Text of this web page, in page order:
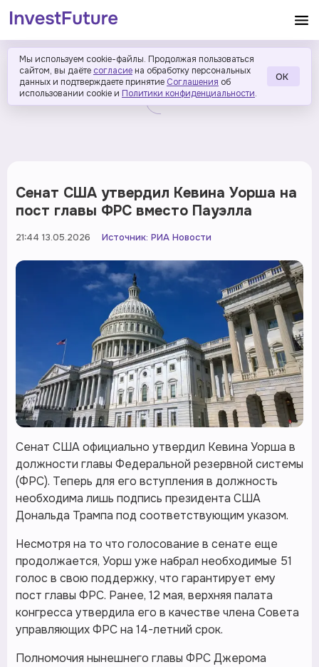
Мы используем cookie-файлы. Продолжая пользоваться
сайтом, вы даёте согласие на обработку персональных
данных и подтверждаете принятие Соглашения об
использовании cookie и Политики конфиденциальности.
ОК
Сенат США утвердил Кевина Уорша на
пост главы ФРС вместо Пауэлла
21:44 13.05.2026 Источник: РИА Новости
Сенат США официально утвердил Кевина Уорша в
должности главы Федеральной резервной системы
(ФРС). Теперь для его вступления в должность
необходима лишь подпись президента США
Дональда Трампа под соответствующим указом.
Несмотря на то что голосование в сенате еще
продолжается, Уорш уже набрал необходимые 51
голос в свою поддержку, что гарантирует ему
пост главы ФРС. Ранее, 12 мая, верхняя палата
конгресса утвердила его в качестве члена Совета
управляющих ФРС на 14-летний срок.
Полномочия нынешнего главы ФРС Джерома